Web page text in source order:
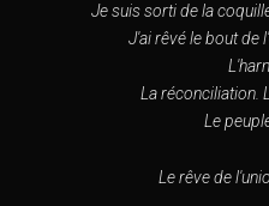
Je suis sorti de la
J'ai rêvé le bout de
La réconciliation.
Le
Le rêve de